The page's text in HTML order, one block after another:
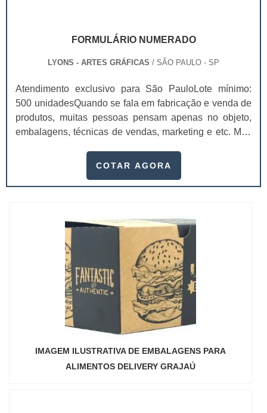
FORMULÁRIO NUMERADO
LYONS - ARTES GRÁFICAS / SÃO PAULO - SP
Atendimento exclusivo para São PauloLote mínimo:
500 unidadesQuando se fala em fabricação e venda de
produtos, muitas pessoas pensam apenas no objeto,
embalagens, técnicas de vendas, marketing e etc. Mas
e logística adequada, esses esforços podem não valer
um papel de destaque muito abrangente, pois este item,
COTAR AGORA
IMAGEM ILUSTRATIVA DE EMBALAGENS PARA
ALIMENTOS DELIVERY GRAJAÚ